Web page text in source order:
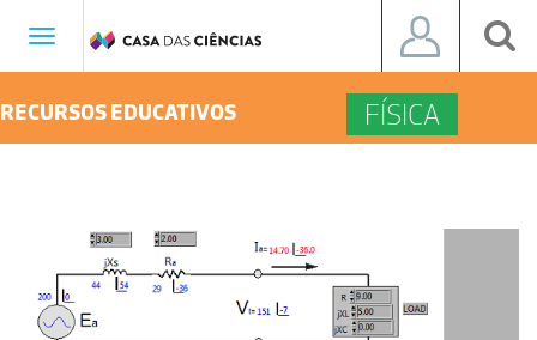
Toggle
RECURSOS EDUCATIVOS FÍSICA